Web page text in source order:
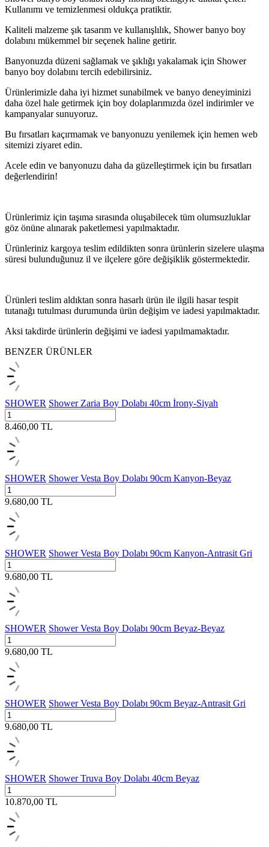
Kullanımı ve temizlenmesi oldukça pratiktir.
Kaliteli malzeme şık tasarım ve kullanışlılık, Shower banyo boy
dolabını mükemmel bir seçenek haline getirir.
Banyonuzda düzeni sağlamak ve şıklığı yakalamak için Shower
banyo boy dolabını tercih edebilirsiniz.
Ürünlerimizle daha iyi hizmet sunabilmek ve banyo deneyiminizi
daha özel hale getirmek için boy dolaplarımızda özel indirimler ve
kampanyalar sunuyoruz.
Bu fırsatları kaçırmamak ve banyonuzu yenilemek için hemen web
sitemizi ziyaret edin.
Acele edin ve banyonuzu daha da güzelleştirmek için bu fırsatları
değerlendirin!
Ürünlerimiz için taşıma sırasında oluşabilecek tüm olumsuzluklar
göz önüne alınarak paketlemesi yapılmaktadır.
Ürünleriniz kargoya teslim edildikten sonra ürünlerin sizelere ulaşma
süresi bulunduğunuz il ve ilçelere göre değişiklik göstermektedir.
Ürünleri teslim aldıktan sonra hasarlı ürün ile ilgili hasar tespit
tutanağı tutulması durumunda ürün değişim ve iadesi yapılmaktadır.
Aksi takdirde ürünlerin değişimi ve iadesi yapılmamaktadır.
BENZER ÜRÜNLER
SHOWER Shower Zaria Boy Dolabı 40cm İrony-Siyah
8.460,00 TL
SHOWER Shower Vesta Boy Dolabı 90cm Kanyon-Beyaz
9.680,00 TL
SHOWER Shower Vesta Boy Dolabı 90cm Kanyon-Antrasit Gri
9.680,00 TL
SHOWER Shower Vesta Boy Dolabı 90cm Beyaz-Beyaz
9.680,00 TL
SHOWER Shower Vesta Boy Dolabı 90cm Beyaz-Antrasit Gri
9.680,00 TL
SHOWER Shower Truva Boy Dolabı 40cm Beyaz
10.870,00 TL